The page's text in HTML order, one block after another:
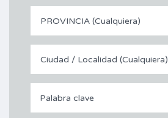
PROVINCIA (Cualquiera)
Ciudad / Localidad (Cualquiera)